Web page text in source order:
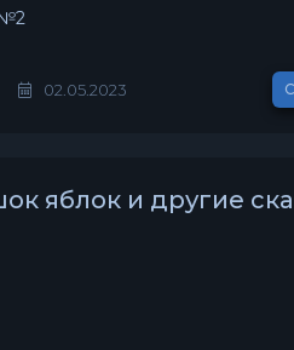
02.05.2023
яблок и другие